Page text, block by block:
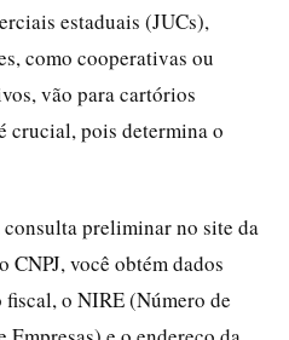
estaduais (JUCs),
como cooperativas ou
vão para cartórios
crucial, pois determina o
preliminar no site da
CNPJ, você obtém dados
o NIRE (Número de